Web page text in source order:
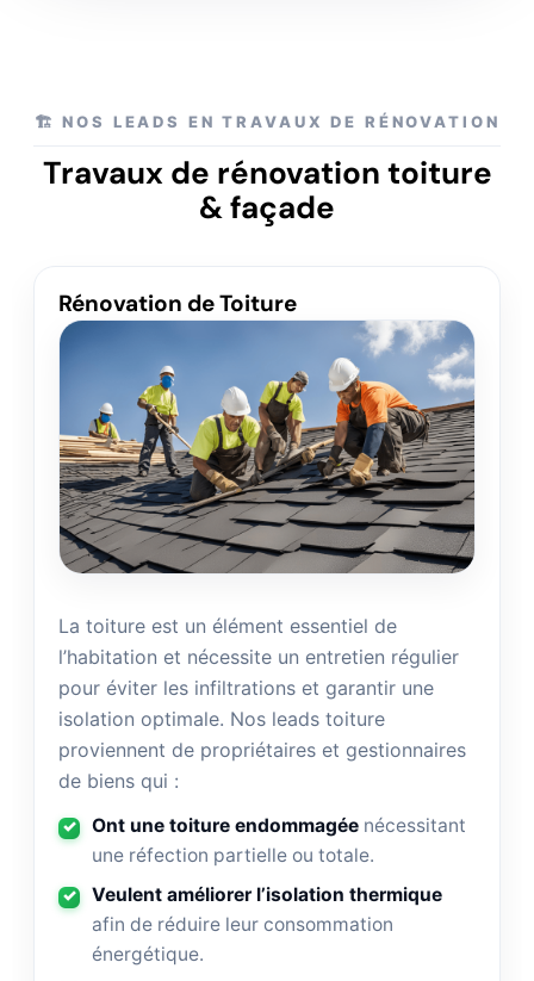
🏗️ NOS LEADS EN TRAVAUX DE RÉNOVATION
Travaux de rénovation toiture
& façade
Rénovation de Toiture
La toiture est un élément essentiel de
l’habitation et nécessite un entretien régulier
pour éviter les infiltrations et garantir une
isolation optimale. Nos leads toiture
proviennent de propriétaires et gestionnaires
de biens qui :
Ont une toiture endommagéenécessitant
une réfection partielle ou totale.
Veulent améliorer l’isolation thermique
afin de réduire leur consommation
énergétique.